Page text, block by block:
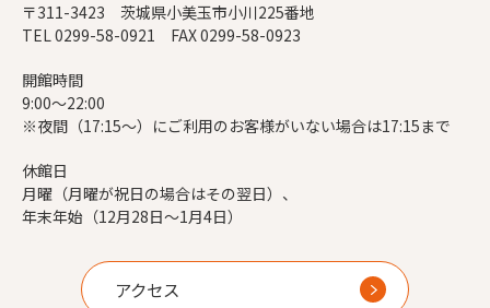
〒311-3423 茨城県小美玉市小川225番地
TEL 0299-58-0921 FAX 0299-58-0923
開館時間
9:00～22:00
※夜間（17:15～）にご利用のお客様がいない場合は17:15まで
休館日
月曜（月曜が祝日の場合はその翌日）、
年末年始（12月28日～1月4日）
アクセス